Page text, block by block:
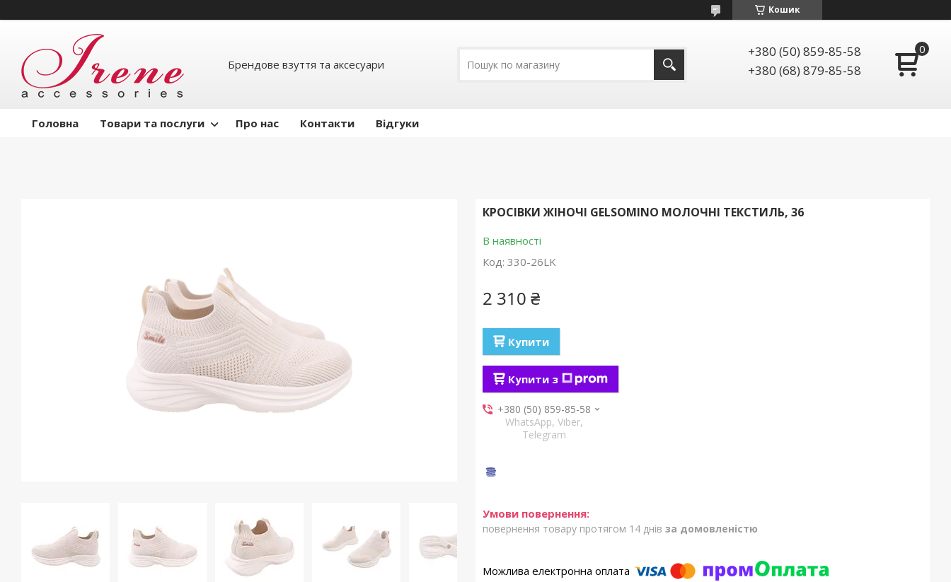
Кошик
Брендове взуття та аксесуари
+380 (50) 859-85-58
+380 (68) 879-85-58
Головна Товари та послуги Про нас Контакти Відгуки
КРОСІВКИ ЖІНОЧІ GELSOMINO МОЛОЧНІ ТЕКСТИЛЬ, 36
В наявності
Код: 330-26LK
2 310 ₴
Купити
Купити з
+380 (50) 859-85-58
WhatsApp, Viber,
Telegram
повернення товару протягом 14 днів за домовленістю